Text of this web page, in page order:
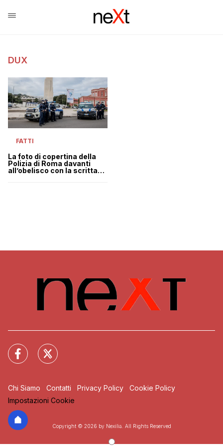
DUX
FATTI
La foto di copertina della
Polizia di Roma davanti
all’obelisco con la scritta
Chi Siamo Contatti Privacy Policy
Cookie Policy
Impostazioni Cookie
Copyright © 2026 by Nexilia. All Rights Reserved